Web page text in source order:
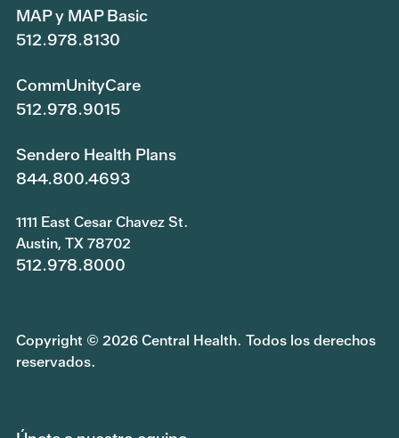
MAP y MAP Basic
512.978.8130
CommUnityCare
512.978.9015
Sendero Health Plans
844.800.4693
1111 East Cesar Chavez St.
Austin, TX 78702
512.978.8000
Copyright © 2026 Central Health. Todos los derechos
reservados.